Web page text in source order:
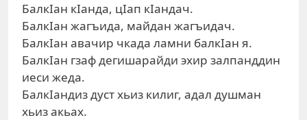
БалкIан кIанда, цIап кIандач.
БалкIан жагъида, майдан жагъидач.
БалкIан авачир чкада ламни балкIан я.
БалкIан гзаф дегишарайди эхир залпанддин
иеси жеда.
БалкIандиз дуст хьиз килиг, адал душман
хьиз акьах.